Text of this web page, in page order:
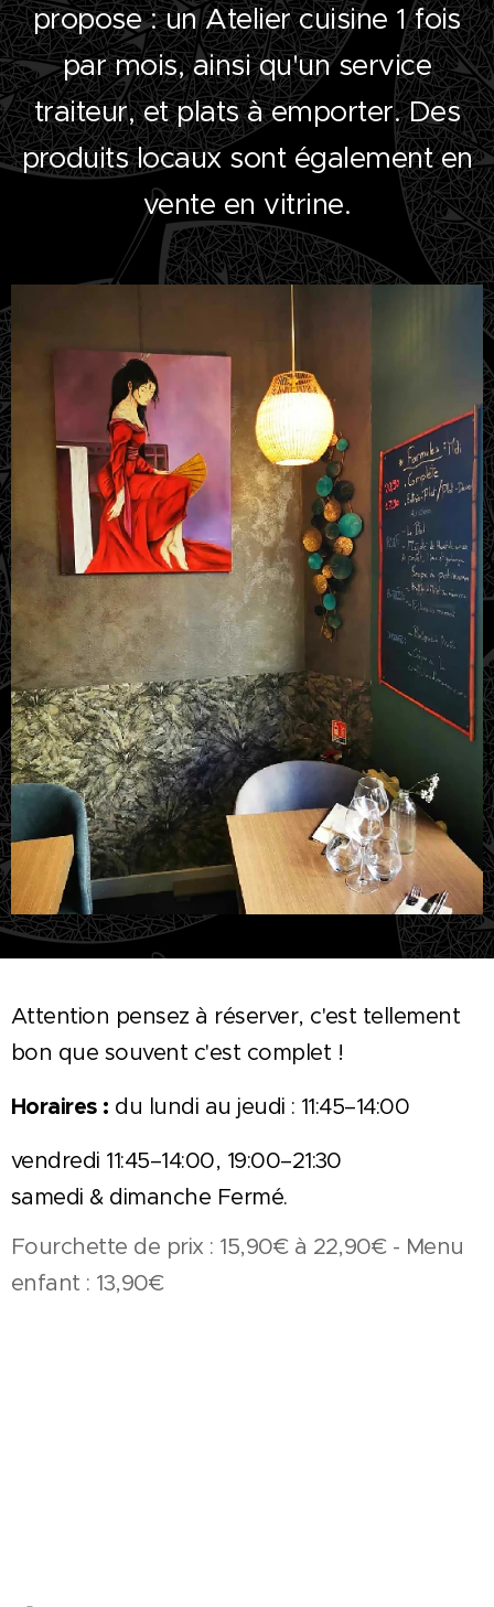
propose : un Atelier cuisine 1 fois
par mois, ainsi qu'un service
traiteur, et plats à emporter. Des
produits locaux sont également en
vente en vitrine.
Attention pensez à réserver, c'est tellement
bon que souvent c'est complet !
Horaires : du lundi au jeudi : 11:45–14:00
vendredi 11:45–14:00, 19:00–21:30
samedi & dimanche Fermé.
Fourchette de prix : 15,90€ à 22,90€ - Menu
enfant : 13,90€